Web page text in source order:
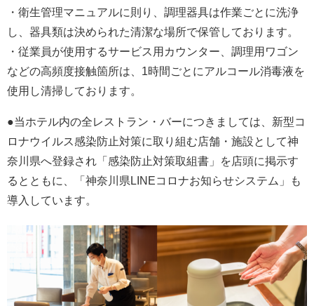
・衛生管理マニュアルに則り、調理器具は作業ごとに洗浄
し、器具類は決められた清潔な場所で保管しております。
・従業員が使用するサービス用カウンター、調理用ワゴン
などの高頻度接触箇所は、1時間ごとにアルコール消毒液を
使用し清掃しております。
●当ホテル内の全レストラン・バーにつきましては、新型コ
ロナウイルス感染防止対策に取り組む店舗・施設として神
奈川県へ登録され「感染防止対策取組書」を店頭に掲示す
るとともに、「神奈川県LINEコロナお知らせシステム」も
導入しています。